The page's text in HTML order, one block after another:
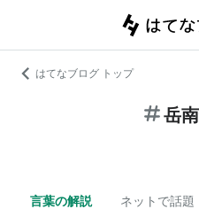
はてなブログ トップ
岳
言葉の解説 ネットで話題